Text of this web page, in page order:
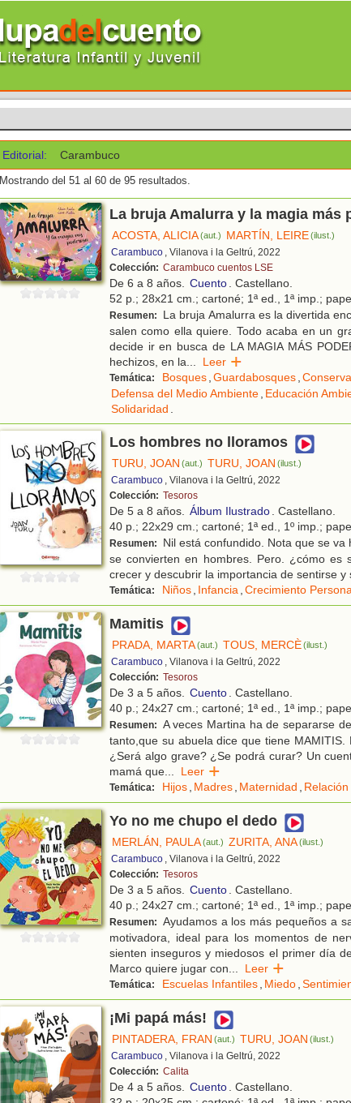
Editorial: Carambuco
Mostrando del 51 al 60 de 95 resultados.
La bruja Amalurra y la magia más
ACOSTA, ALICIA(aut.) MARTÍN, LEIRE(ilust.)
Carambuco , Vilanova i la Geltrú, 2022
Colección: Carambuco cuentos LSE
De 6 a 8 años. Cuento. Castellano.
52 p.; 28x21 cm.; cartoné; 1ª ed., 1ª imp.;
Resumen:
La bruja Amalurra es la divertida
salen como ella quiere. Todo acaba en un
decide ir en busca de LA MAGIA MÁS
hechizos, en la... Leer
Temática: Bosques,Guardabosques,
Defensa del Medio Ambiente, Educación
Solidaridad .
Los hombres no lloramos
TURU, JOAN (aut.) TURU, JOAN (ilust.)
Carambuco , Vilanova i la Geltrú, 2022
Colección: Tesoros
De 5 a 8 años. Álbum Ilustrado. Castellano.
40 p.; 22x29 cm.; cartoné; 1ª ed., 1º imp.;
Resumen:
Nil está confundido. Nota que se
se convierten en hombres. Pero. ¿cómo es
crecer y descubrir la importancia de sentirse
Temática: Niños, Infancia,Crecimiento
Mamitis
PRADA, MARTA(aut.) TOUS, MERCÈ(ilust.)
Carambuco , Vilanova i la Geltrú, 2022
Colección: Tesoros
De 3 a 5 años. Cuento. Castellano.
40 p.; 24x27 cm.; cartoné; 1ª ed., 1ª imp.;
Resumen: A veces Martina ha de separarse
tanto,que su abuela dice que tiene
¿Será algo grave? ¿Se podrá curar? Un
mamá que... Leer
Temática: Hijos, Madres, Maternidad ,
Yo no me chupo el dedo
MERLÁN, PAULA(aut.) ZURITA, ANA(ilust.)
Carambuco , Vilanova i la Geltrú, 2022
Colección: Tesoros
De 3 a 5 años. Cuento. Castellano.
40 p.; 24x27 cm.; cartoné; 1ª ed., 1ª imp.;
Resumen: Ayudamos a los más pequeños a
motivadora, ideal para los momentos de
sienten inseguros y miedosos el primer día
Marco quiere jugar con... Leer
Temática: Escuelas Infantiles, Miedo,
¡Mi papá más!
PINTADERA, FRAN (aut.) TURU, JOAN (ilust.)
Carambuco , Vilanova i la Geltrú, 2022
Colección: Calita
De 4 a 5 años. Cuento. Castellano.